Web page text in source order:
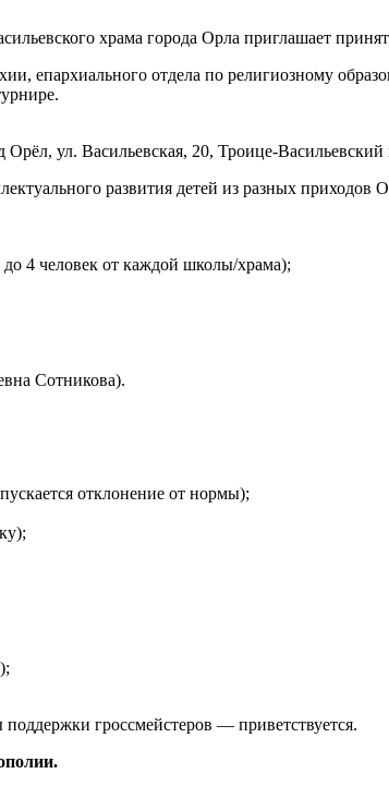
епархиального отдела по религиозному
Орёл, ул. Васильевская, 20, Троице-Васильевский
развития детей из разных приходов
4 человек от каждой школы/храма);
Сотникова).
отклонение от нормы);
гроссмейстеров — приветствуется.